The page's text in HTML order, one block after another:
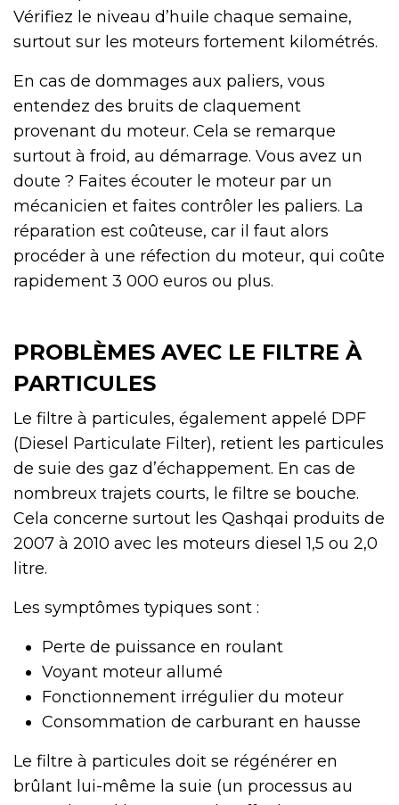
Vérifiez le niveau d’huile chaque semaine,
surtout sur les moteurs fortement kilométrés.
En cas de dommages aux paliers, vous
entendez des bruits de claquement
provenant du moteur. Cela se remarque
surtout à froid, au démarrage. Vous avez un
doute ? Faites écouter le moteur par un
mécanicien et faites contrôler les paliers. La
réparation est coûteuse, car il faut alors
procéder à une réfection du moteur, qui coûte
rapidement 3 000 euros ou plus.
PROBLÈMES AVEC LE FILTRE À
PARTICULES
Le filtre à particules, également appelé DPF
(Diesel Particulate Filter), retient les particules
de suie des gaz d’échappement. En cas de
nombreux trajets courts, le filtre se bouche.
Cela concerne surtout les Qashqai produits de
2007 à 2010 avec les moteurs diesel 1,5 ou 2,0
litre.
Les symptômes typiques sont :
Perte de puissance en roulant
Voyant moteur allumé
Fonctionnement irrégulier du moteur
Consommation de carburant en hausse
Le filtre à particules doit se régénérer en
brûlant lui-même la suie (un processus au